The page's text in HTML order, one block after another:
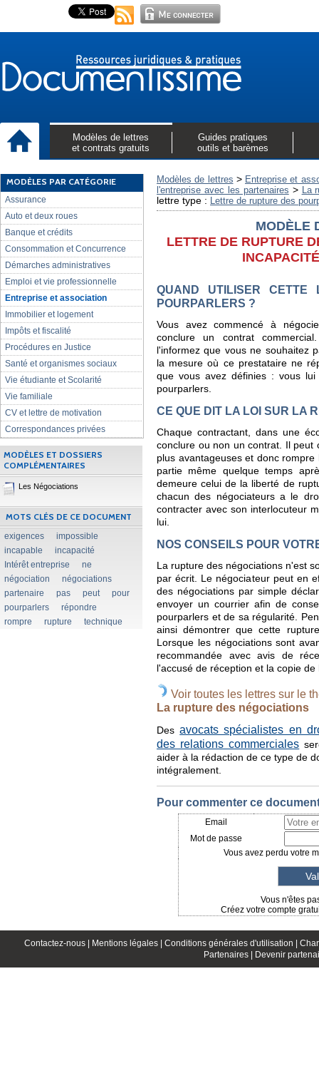
Modèles de lettres
et contrats gratuits
Guides pratiques
outils et barèmes
MODÈLES PAR CATÉGORIE
Assurance
Auto et deux roues
Banque et crédits
Consommation et Concurrence
Démarches administratives
Emploi et vie professionnelle
Entreprise et association
Immobilier et logement
Impôts et fiscalité
Procédures en Justice
Santé et organismes sociaux
Vie étudiante et Scolarité
Vie familiale
CV et lettre de motivation
Correspondances privées
MODÈLES ET DOSSIERS
COMPLÉMENTAIRES
Les Négociations
MOTS CLÉS DE CE DOCUMENT
exigences
impossible
incapable
incapacité
Intérêt entreprise
ne
négociation
négociations
partenaire
pas peut
pour
pourparlers
répondre
rompre
rupture technique
Modèles de lettres > Entreprise et
l'entreprise avec les partenaires > La
lettre type : Lettre de rupture des
MODÈLE
LETTRE DE RUPTURE
QUAND UTILISER CETTE
POURPARLERS ?
Vous avez commencé à
conclure un contrat
l'informez que vous ne souhaitez
la mesure où ce prestataire ne
que vous avez définies : vous
pourparlers.
CE QUE DIT LA LOI SUR LA
Chaque contractant, dans une
conclure ou non un contrat. Il peut
plus avantageuses et donc
partie même quelque temps
demeure celui de la liberté de
chacun des négociateurs a le
contracter avec son interlocuteur
lui.
NOS CONSEILS POUR
La rupture des négociations n'est
par écrit. Le négociateur peut en
des négociations par simple
envoyer un courrier afin de
pourparlers et de sa régularité.
ainsi démontrer que cette
Lorsque les négociations sont
recommandée avec avis de
l'accusé de réception et la copie
Voir toutes les lettres sur le
La rupture des négociations
Desavocats spécialistes en
des relations commerciales
aider à la rédaction de ce type de
intégralement.
Pour commenter ce
Email
Mot de passe
Vous avez perdu votre
Vous n'êtes
Créez votre compte
Contactez-nous | Mentions légales | Conditions générales d'utilisation |
Partenaires |
Devenir